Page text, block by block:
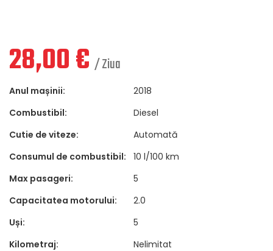
28,00€ / Ziua
Anul mașinii:
2018
Combustibil:
Diesel
Cutie de viteze:
Automată
Consumul de combustibil:
10 l/100 km
Max pasageri:
5
Capacitatea motorului:
2.0
Uși:
5
Kilometraj:
Nelimitat